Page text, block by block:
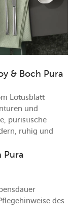
& Boch Pura
Lotusblatt
und
puristische
ruhig und
Pura
des